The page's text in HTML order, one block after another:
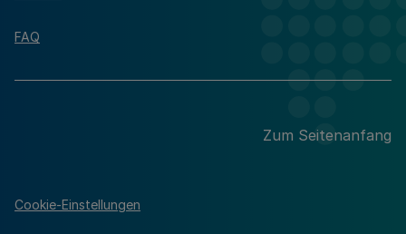
FAQ
Zum Seitenanfang
Cookie-Einstellungen